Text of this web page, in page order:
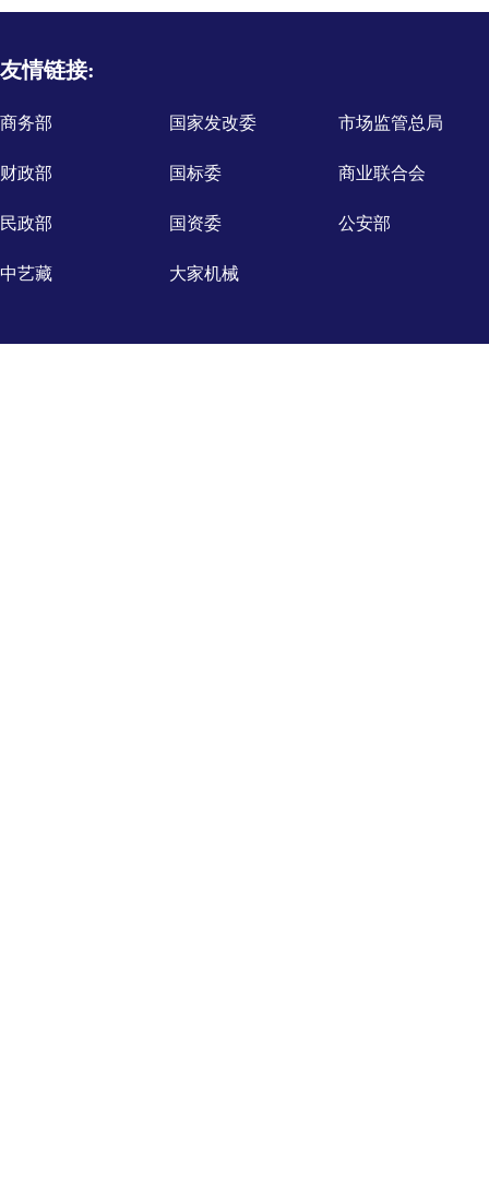
友情链接:
商务部 国家发改委 市场监管总局
财政部 国标委 商业联合会
民政部 国资委 公安部
中艺藏 大家机械